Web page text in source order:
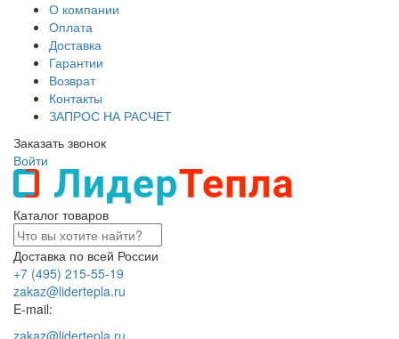
О компании
Оплата
Доставка
Гарантии
Возврат
Контакты
ЗАПРОС НА РАСЧЕТ
Заказать звонок
Войти
Каталог товаров
Доставка по всей России
+7 (495) 215-55-19
zakaz@lidertepla.ru
E-mail:
zakaz@lidertepla.ru